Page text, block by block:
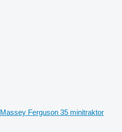
Massey Ferguson 35 minitraktor